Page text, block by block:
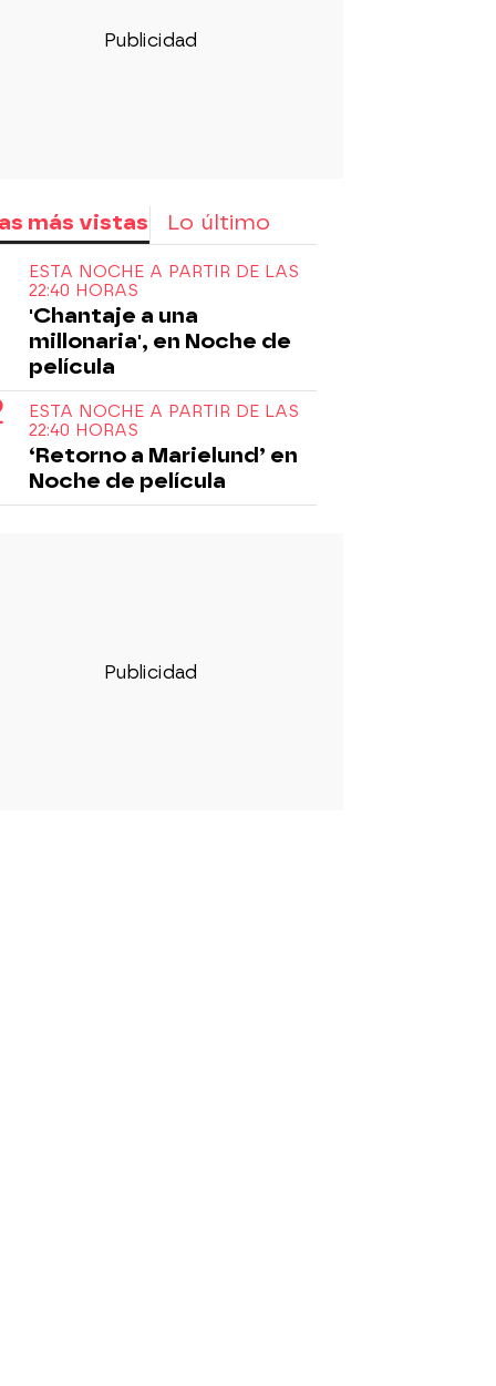
más vistas Lo último
ESTA NOCHE A PARTIR DE LAS
22:40 HORAS
'Chantaje a una
millonaria', en Noche de
película
ESTA NOCHE A PARTIR DE LAS
22:40 HORAS
‘Retorno a Marielund’ en
Noche de película